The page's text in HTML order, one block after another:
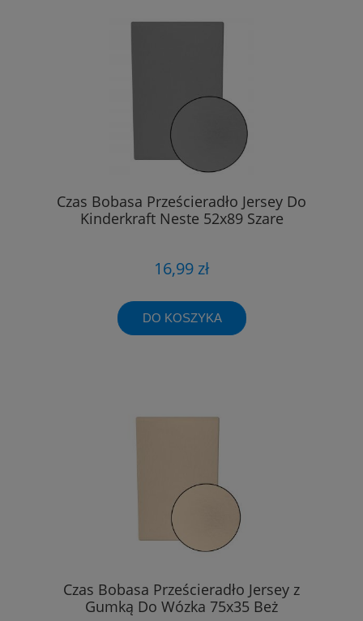
Czas Bobasa Prześcieradło Jersey Do
Kinderkraft Neste 52x89 Szare
16,99 zł
DO KOSZYKA
Czas Bobasa Prześcieradło Jersey z
Gumką Do Wózka 75x35 Beż